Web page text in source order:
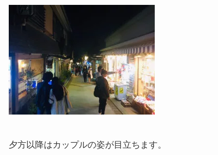
夕方以降はカップルの姿が目立ちます。